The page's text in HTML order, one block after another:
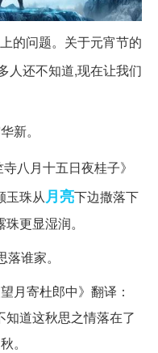
的问题。关于元宵节的
人还不知道,现在让我们
新。
八月十五日夜桂子》
玉珠从月亮下边撒落下
更显湿润。
谁家。
寄杜郎中》翻译：
道这秋思之情落在了
。